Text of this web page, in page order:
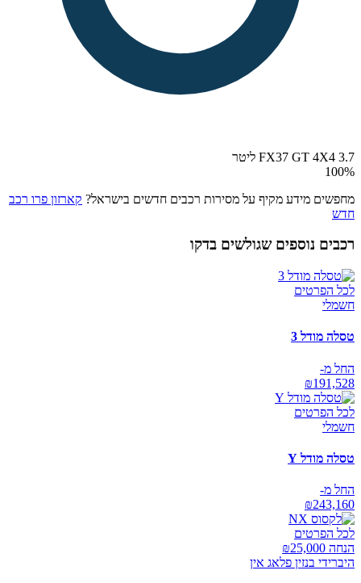
FX37 GT 4X4 3.7 ליטר
100%
מחפשים מידע מקיף על מסירות רכבים חדשים בישראל? קארזון פרו רכב
חדש
רכבים נוספים שגולשים בדקו
לכל הפרטים
חשמלי
טסלה מודל 3
החל מ-
₪191,528
לכל הפרטים
חשמלי
טסלה מודל Y
החל מ-
₪243,160
לכל הפרטים
הנחה ₪ 25,000
היברידי בנזין פלאג אין